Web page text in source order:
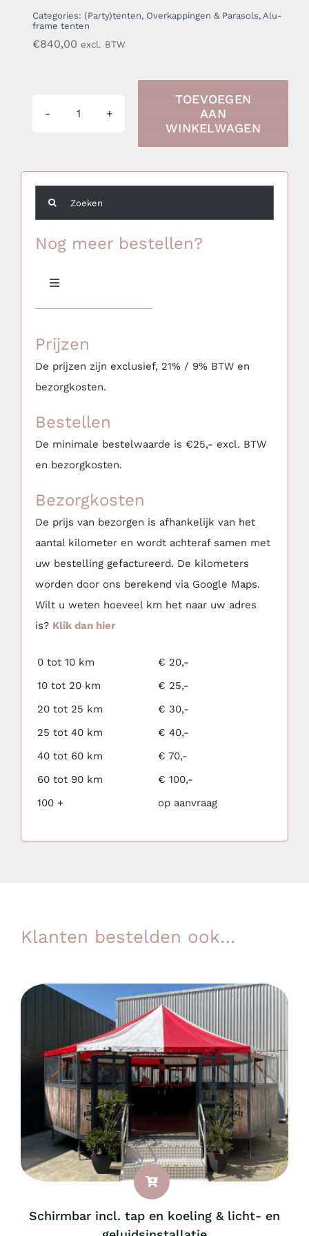
Categories: (Party)tenten, Overkappingen & Parasols, Alu-
frame tenten
€840,00 excl. BTW
15x8
TOEVOEGEN
AAN
WINKELWAGEN
Zoeken
naar:
Nog meer bestellen?
Toggle
Aankleding & Decoratie
Serviesgoed, glaswerk, keuken & BBQ
Bars, Koelkasten & Koelingen
(Party)tenten, Overkappingen & Parasols
Prijzen
De prijzen zijn exclusief, 21% / 9% BTW en
bezorgkosten.
Bestellen
De minimale bestelwaarde is €25,- excl. BTW
en bezorgkosten.
Bezorgkosten
De prijs van bezorgen is afhankelijk van het
aantal kilometer en wordt achteraf samen met
uw bestelling gefactureerd. De kilometers
worden door ons berekend via Google Maps.
Wilt u weten hoeveel km het naar uw adres
is? Klik dan hier
0 tot 10 km
€ 20,-
10 tot 20 km
€ 25,-
20 tot 25 km
€ 30,-
25 tot 40 km
€ 40,-
40 tot 60 km
€ 70,-
60 tot 90 km
€ 100,-
100 +
op aanvraag
Klanten bestelden ook…
Schirmbar incl. tap en koeling & licht- en